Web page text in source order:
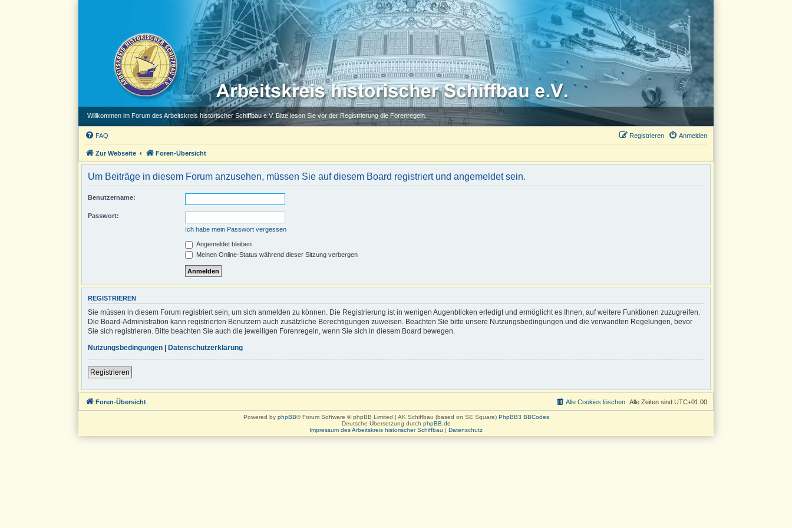
Willkommen im Forum des Arbeitskreis historischer Schiffbau e.V. Bitte lesen Sie vor der Registrierung die Forenregeln.
FAQ Anmelden
Registrieren
Zur Webseite Foren-Übersicht
Um Beiträge in diesem Forum anzusehen, müssen Sie auf diesem Board registriert und angemeldet sein.
Benutzername:
Passwort:
Ich habe mein Passwort vergessen
Angemeldet bleiben
Meinen Online-Status während dieser Sitzung verbergen
REGISTRIEREN
Sie müssen in diesem Forum registriert sein, um sich anmelden zu können. Die Registrierung ist in wenigen Augenblicken erledigt und ermöglicht es Ihnen, auf weitere Funktionen zuzugreifen.
Die Board-Administration kann registrierten Benutzern auch zusätzliche Berechtigungen zuweisen. Beachten Sie bitte unsere Nutzungsbedingungen und die verwandten Regelungen, bevor
Sie sich registrieren. Bitte beachten Sie auch die jeweiligen Forenregeln, wenn Sie sich in diesem Board bewegen.
Nutzungsbedingungen | Datenschutzerklärung
Registrieren
Foren-Übersicht Alle Zeiten sind UTC+01:00
Alle Cookies löschen
Powered by phpBB® Forum Software © phpBB Limited | AK Schiffbau (based on SE Square) PhpBB3 BBCodes
Deutsche Übersetzung durch phpBB.de
Impressum des Arbeitskreis historischer Schiffbau | Datenschutz